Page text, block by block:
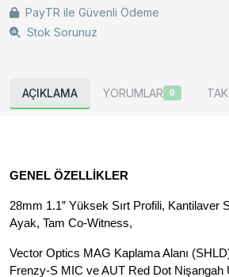
PayTR ile Güvenli Ödeme
Stok Sorunuz
AÇIKLAMA YORUMLAR 0
GENEL ÖZELLİKLER
28mm 1.1” Yüksek Sırt Profili, Kantilaver
Ayak, Tam Co-Witness,
Vector Optics MAG Kaplama Alanı
Frenzy-S MIC ve AUT Red Dot Nişangah